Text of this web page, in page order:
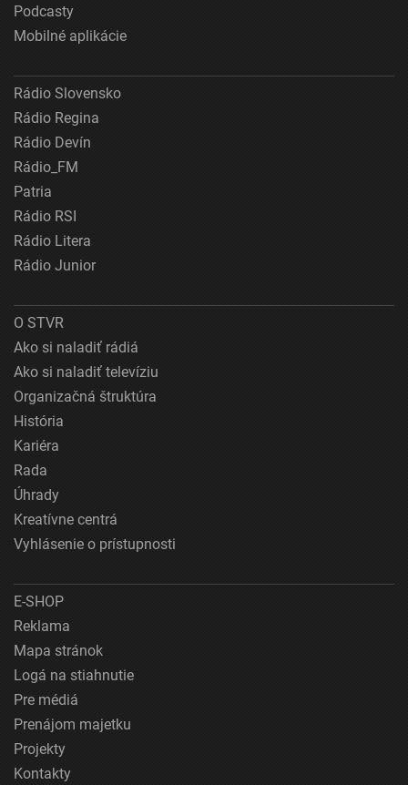
Podcasty
Mobilné aplikácie
Rádio Slovensko
Rádio Regina
Rádio Devín
Rádio_FM
Patria
Rádio RSI
Rádio Litera
Rádio Junior
O STVR
Ako si naladiť rádiá
Ako si naladiť televíziu
Organizačná štruktúra
História
Kariéra
Rada
Úhrady
Kreatívne centrá
Vyhlásenie o prístupnosti
E-SHOP
Reklama
Mapa stránok
Logá na stiahnutie
Pre médiá
Prenájom majetku
Projekty
Kontakty